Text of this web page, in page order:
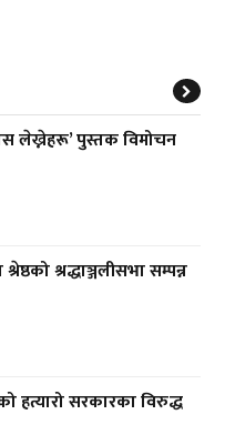
लेख्नेहरू’ पुस्तक विमोचन
श्रद्धाञ्जलीसभा सम्पन्न
हत्यारो सरकारका विरुद्ध